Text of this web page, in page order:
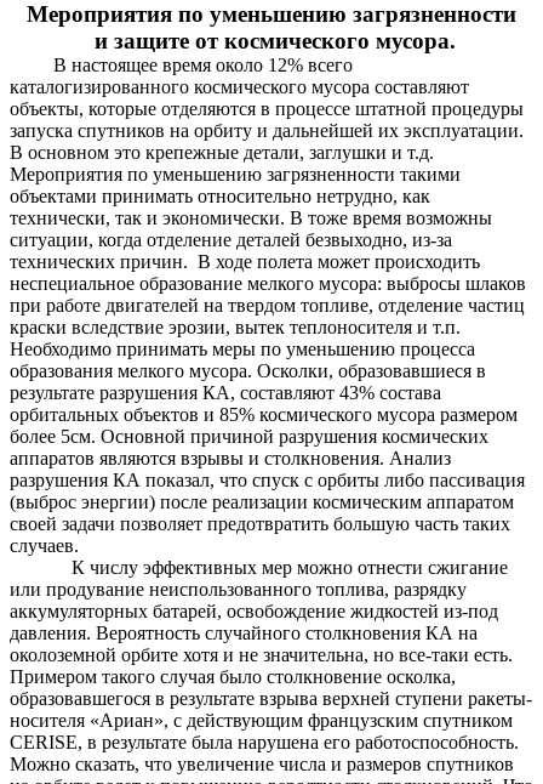
Мероприятия по уменьшению загрязненности
и защите от космического мусора.
В настоящее время около 12% всего
каталогизированного космического мусора составляют
объекты, которые отделяются в процессе штатной процедуры
запуска спутников на орбиту и дальнейшей их эксплуатации.
В основном это крепежные детали, заглушки и т.д.
Мероприятия по уменьшению загрязненности такими
объектами принимать относительно нетрудно, как
технически, так и экономически. В тоже время возможны
ситуации, когда отделение деталей безвыходно, из-за
технических причин. В ходе полета может происходить
неспециальное образование мелкого мусора: выбросы шлаков
при работе двигателей на твердом топливе, отделение частиц
краски вследствие эрозии, вытек теплоносителя и т.п.
Необходимо принимать меры по уменьшению процесса
образования мелкого мусора. Осколки, образовавшиеся в
результате разрушения КА, составляют 43% состава
орбитальных объектов и 85% космического мусора размером
более 5см. Основной причиной разрушения космических
аппаратов являются взрывы и столкновения. Анализ
разрушения КА показал, что спуск с орбиты либо пассивация
(выброс энергии) после реализации космическим аппаратом
своей задачи позволяет предотвратить большую часть таких
случаев.
К числу эффективных мер можно отнести сжигание
или продувание неиспользованного топлива, разрядку
аккумуляторных батарей, освобождение жидкостей из-под
давления. Вероятность случайного столкновения КА на
околоземной орбите хотя и не значительна, но все-таки есть.
Примером такого случая было столкновение осколка,
образовавшегося в результате взрыва верхней ступени ракеты-
носителя «Ариан», с действующим французским спутником
CERISE, в результате была нарушена его работоспособность.
Можно сказать, что увеличение числа и размеров спутников